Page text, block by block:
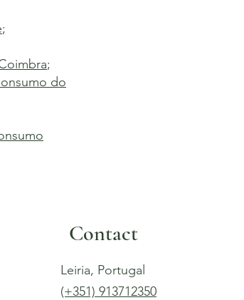
;
;
do
Contact
Leiria, Portugal
(+351) 913712350